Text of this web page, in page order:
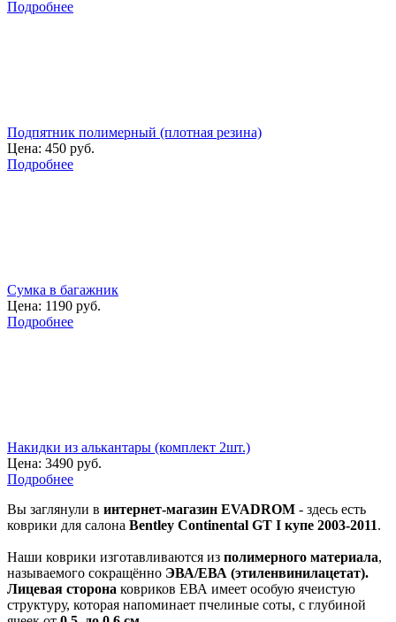
Подробнее
Подпятник полимерный (плотная резина)
Цена: 450 руб.
Подробнее
Сумка в багажник
Цена: 1190 руб.
Подробнее
Накидки из алькантары (комплект 2шт.)
Цена: 3490 руб.
Подробнее
Вы заглянули в интернет-магазин EVADROM - здесь есть
коврики для салона Bentley Continental GT I купе 2003-2011.
Наши коврики изготавливаются из полимерного материала,
называемого сокращённо ЭВА/ЕВА (этиленвинилацетат).
Лицевая сторона ковриков ЕВА имеет особую ячеистую
структуру, которая напоминает пчелиные соты, с глубиной